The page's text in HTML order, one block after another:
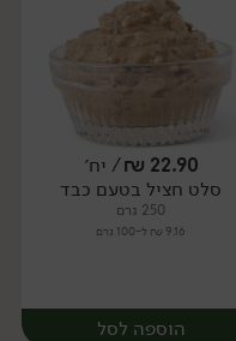
יח׳
22.90
₪/ יח׳
סלט חציל בטעם כבד
250 גרם
9.16 ₪ ל-100 גרם
הוספה לסל